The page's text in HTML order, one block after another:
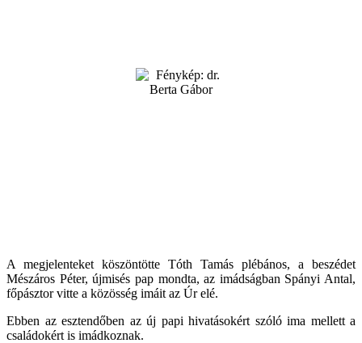
A megjelenteket köszöntötte Tóth Tamás plébános, a beszédet
Mészáros Péter, újmisés pap mondta, az imádságban Spányi Antal,
főpásztor vitte a közösség imáit az Úr elé.
Ebben az esztendőben az új papi hivatásokért szóló ima mellett a
családokért is imádkoznak.